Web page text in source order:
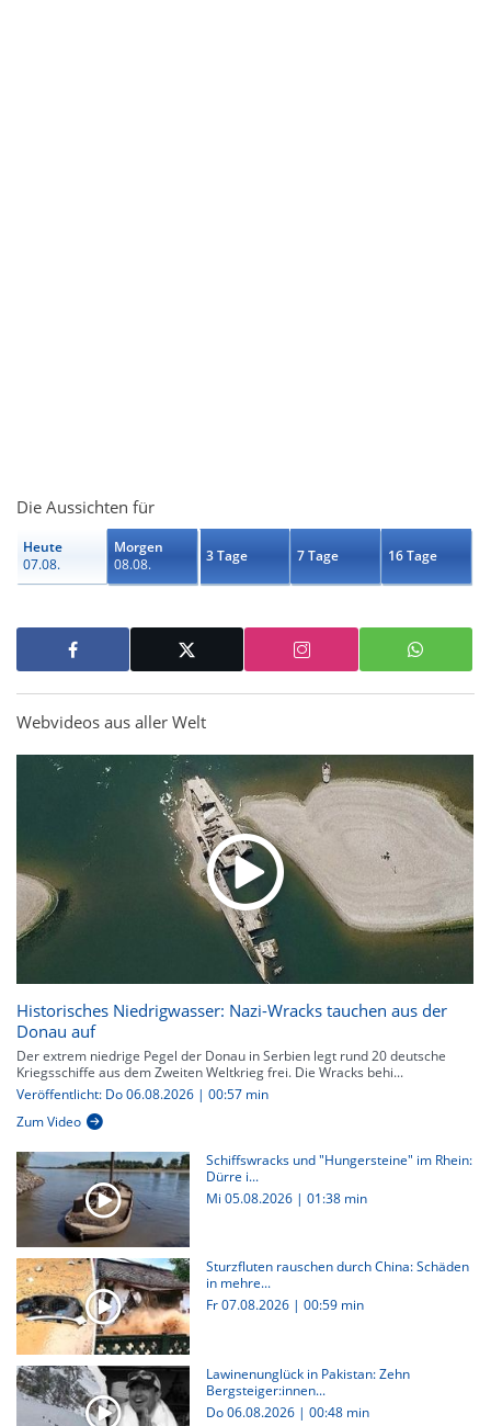
Die Aussichten für
Heute
07.08.
Morgen
08.08.
3 Tage 7 Tage 16 Tage
Webvideos aus aller Welt
Historisches Niedrigwasser: Nazi-Wracks tauchen aus der
Donau auf
Der extrem niedrige Pegel der Donau in Serbien legt rund 20 deutsche
Kriegsschiffe aus dem Zweiten Weltkrieg frei. Die Wracks behi...
Veröffentlicht: Do 06.08.2026 | 00:57 min
Zum Video
Schiffswracks und "Hungersteine" im Rhein:
Dürre i...
Mi 05.08.2026 | 01:38 min
Sturzfluten rauschen durch China: Schäden
in mehre...
Fr 07.08.2026 | 00:59 min
Lawinenunglück in Pakistan: Zehn
Bergsteiger:innen...
Do 06.08.2026 | 00:48 min